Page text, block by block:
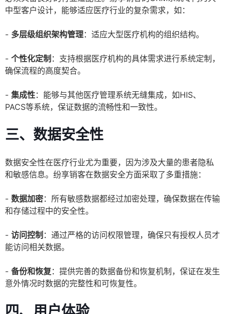
中型客户设计，能够适应医疗行业的复杂需求，如：
- 多层级组织架构管理：适应大型医疗机构的组织结构。
- 个性化定制 ：支持根据医疗机构的具体需求进行系统定制，
确保流程的高度契合。
- 集成性：能够与其他医疗管理系统无缝集成，如HIS、
PACS等系统，保证数据的流畅性和一致性。
三、数据安全性
数据安全性在医疗行业尤为重要，因为涉及大量的患者隐私
和敏感信息。纷享销客在数据安全方面采取了多重措施：
- 数据加密：所有敏感数据都经过加密处理，确保数据在传输
和存储过程中的安全性。
- 访问控制 ：通过严格的访问权限管理，确保只有授权人员才
能访问相关数据。
- 备份和恢复 ：提供完善的数据备份和恢复机制，保证在发生
意外情况时数据的完整性和可恢复性。